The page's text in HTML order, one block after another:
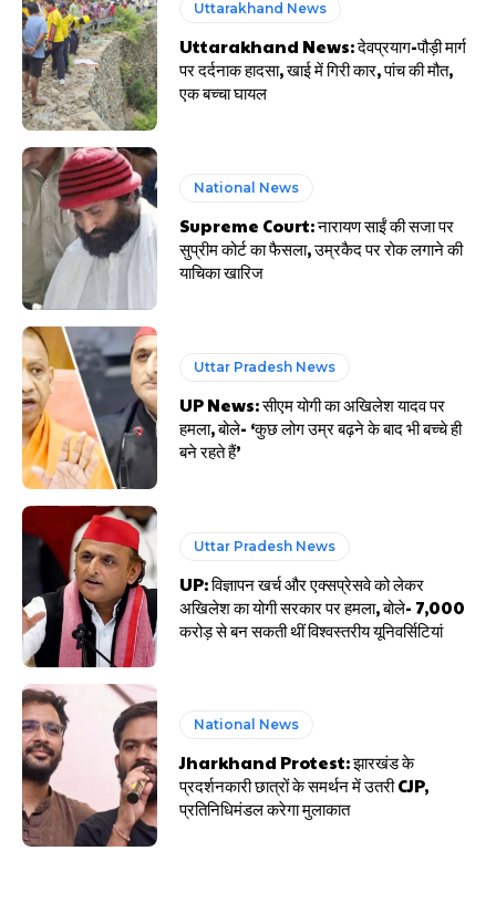
Uttarakhand News
Uttarakhand News: देवप्रयाग-पौड़ी मार्ग
पर दर्दनाक हादसा, खाई में गिरी कार, पांच की मौत,
एक बच्चा घायल
National News
Supreme Court: नारायण साईं की सजा पर
सुप्रीम कोर्ट का फैसला, उम्रकैद पर रोक लगाने की
याचिका खारिज
Uttar Pradesh News
UP News: सीएम योगी का अखिलेश यादव पर
हमला, बोले- ‘कुछ लोग उम्र बढ़ने के बाद भी बच्चे ही
बने रहते हैं’
Uttar Pradesh News
UP: विज्ञापन खर्च और एक्सप्रेसवे को लेकर
अखिलेश का योगी सरकार पर हमला, बोले- 7,000
करोड़ से बन सकती थीं विश्वस्तरीय यूनिवर्सिटियां
National News
Jharkhand Protest: झारखंड के
प्रदर्शनकारी छात्रों के समर्थन में उतरी CJP,
प्रतिनिधिमंडल करेगा मुलाकात